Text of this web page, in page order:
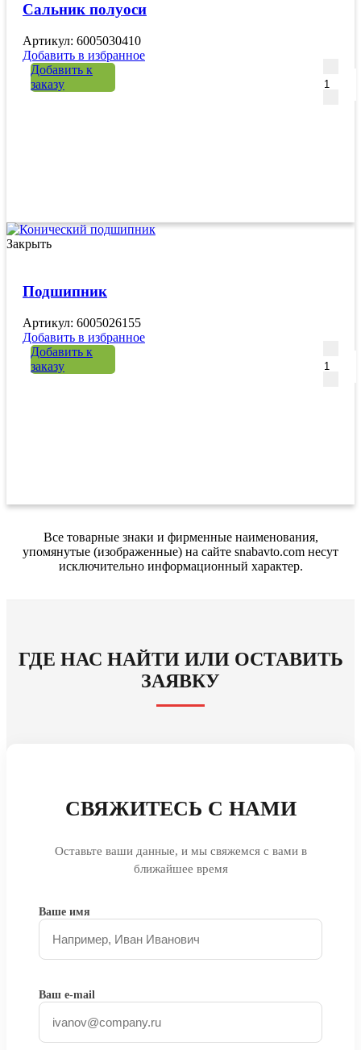
Сальник полуоси
Артикул: 6005030410
Добавить в избранное
Добавить к
заказу
Закрыть
Подшипник
Артикул: 6005026155
Добавить в избранное
Добавить к
заказу
Все товарные знаки и фирменные наименования,
упомянутые (изображенные) на сайте snabavto.com несут
исключительно информационный характер.
ГДЕ НАС НАЙТИ ИЛИ ОСТАВИТЬ
ЗАЯВКУ
СВЯЖИТЕСЬ С НАМИ
Оставьте ваши данные, и мы свяжемся с вами в
ближайшее время
Ваше имя
Ваш e-mail